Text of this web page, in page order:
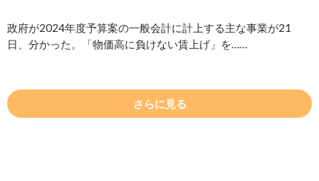
政府が2024年度予算案の一般会計に計上する主な事業が21
日、分かった。「物価高に負けない賃上げ」を……
さらに見る